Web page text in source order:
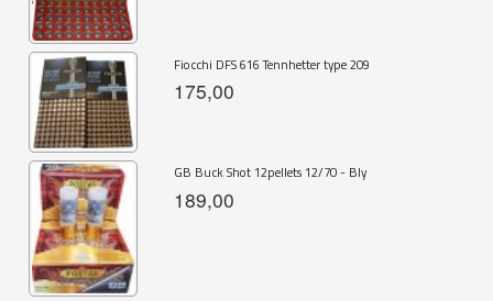
Fiocchi DFS 616 Tennhetter type 209
175,00
GB Buck Shot 12pellets 12/70 - Bly
189,00